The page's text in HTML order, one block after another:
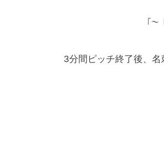
3分間ピッチ終了後、